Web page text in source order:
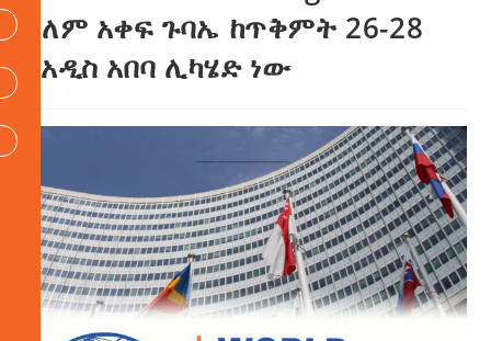
አለም አቀፍ ጉባኤ ከጥቅምት 26-28
በአዲስ አበባ ሊካሄድ ነው